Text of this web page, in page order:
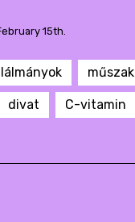
15th.
műszak
divat C-vitamin